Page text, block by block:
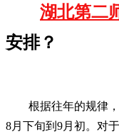
湖北第二
安排？
根据往年的规律
8月下旬到9月初。对